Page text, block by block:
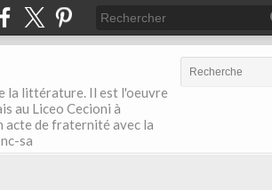
la littérature. Il est l'oeuvre
au Liceo Cecioni à
acte de fraternité avec la
sa